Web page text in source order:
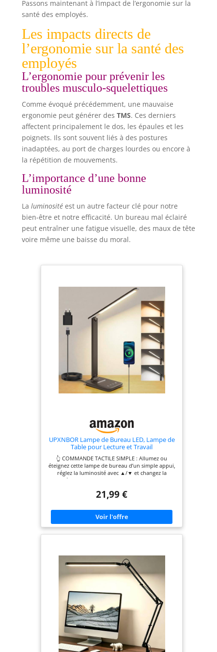
vous plonge dans l'esthétique moderne. Sa
surface de 120 x 60 cm offre beaucoup d’espace
pour travailler ou étudier Assemblage facile :
L'assemblage est simple grâce aux instructions
détaillées et aux pièces numérotées, vous
permettant d'économiser du temps et de l'énergie
Remarque : Le plateau est composé de quatre
Passons maintenant à l’impact de l’ergonomie sur la
santé des employés.
Les impacts directs de
l’ergonomie sur la santé des
employés
L’ergonomie pour prévenir les
troubles musculo-squelettiques
Comme évoqué précédemment, une mauvaise
ergonomie peut générer des TMS. Ces derniers
affectent principalement le dos, les épaules et les
poignets. Ils sont souvent liés à des postures
inadaptées, au port de charges lourdes ou encore à
la répétition de mouvements.
L’importance d’une bonne
luminosité
La luminositéest un autre facteur clé pour notre
bien-être et notre efficacité. Un bureau mal éclairé
peut entraîner une fatigue visuelle, des maux de tête
voire même une baisse du moral.
UPXNBOR Lampe de Bureau LED, Lampe de
Table pour Lecture et Travail
👆 COMMANDE TACTILE SIMPLE : Allumez ou
éteignez cette lampe de bureau d’un simple appui,
réglez la luminosité avec ▲/▼ et changez la
température de couleur avec le bouton M. Une
une table de chevet ou dans un espace de travail.
températures de couleur (3000K–6000K) et 5
niveaux de luminosité (20 %–100 %), cette lampe
bureau offre 25 combinaisons d’éclairage. Idéale
pour travailler, lire, étudier ou profiter d’une
sans scintillement ni éblouissement, avec un
rendu des couleurs naturel. Elle aide à réduire la
fatigue visuelle lors de longues sessions de
lecture, d’étude ou de télétravail. 🔄 ENTIÈREMENT
RÉGLABLE & PLIABLE GAIN DE PLACE : La tête de
cette lampe de lecture s’incline et se replie jusqu’à
180°, tandis que le bras se règle jusqu’à 90°, afin
d’orienter précisément la lumière. Lorsqu’elle n’est
pas utilisée, la lampe se replie à plat pour un
rangement compact. ⌚ PORT USB-A POUR PETITS
APPAREILS : Cette lampe pour bureau dispose
d’un port USB-A intégré 5V/1A dans la base,
permettant de recharger facilement de petits
21,99 €